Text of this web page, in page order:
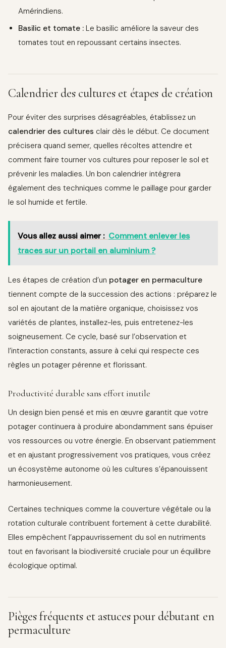
Amérindiens.
Basilic et tomate : Le basilic améliore la saveur des
tomates tout en repoussant certains insectes.
Calendrier des cultures et étapes de création
Pour éviter des surprises désagréables, établissez un
calendrier des cultures clair dès le début. Ce document
précisera quand semer, quelles récoltes attendre et
comment faire tourner vos cultures pour reposer le sol et
prévenir les maladies. Un bon calendrier intégrera
également des techniques comme le paillage pour garder
le sol humide et fertile.
Vous allez aussi aimer : Comment enlever les
traces sur un portail en aluminium ?
Les étapes de création d’un potager en permaculture
tiennent compte de la succession des actions : préparez le
sol en ajoutant de la matière organique, choisissez vos
variétés de plantes, installez-les, puis entretenez-les
soigneusement. Ce cycle, basé sur l’observation et
l’interaction constants, assure à celui qui respecte ces
règles un potager pérenne et florissant.
Productivité durable sans effort inutile
Un design bien pensé et mis en œuvre garantit que votre
potager continuera à produire abondamment sans épuiser
vos ressources ou votre énergie. En observant patiemment
et en ajustant progressivement vos pratiques, vous créez
un écosystème autonome où les cultures s’épanouissent
harmonieusement.
Certaines techniques comme la couverture végétale ou la
rotation culturale contribuent fortement à cette durabilité.
Elles empêchent l’appauvrissement du sol en nutriments
tout en favorisant la biodiversité cruciale pour un équilibre
écologique optimal.
Pièges fréquents et astuces pour débutant en
permaculture